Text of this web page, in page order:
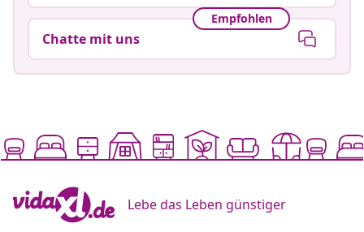
Empfohlen
Chatte mit uns
Lebe das Leben günstiger